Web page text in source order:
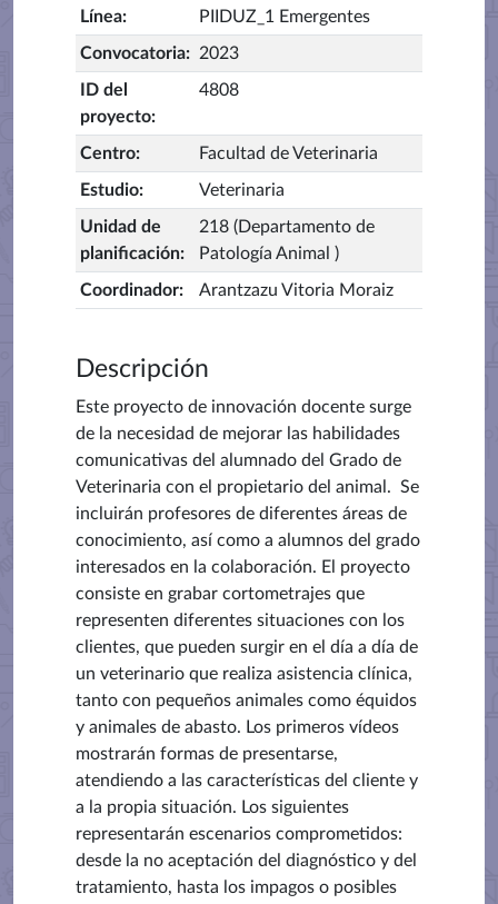
Línea: PIIDUZ_1 Emergentes
Convocatoria: 2023
ID del
proyecto:
4808
Centro: Facultad de Veterinaria
Estudio: Veterinaria
Unidad de
planificación:
218 (Departamento de
Patología Animal )
Coordinador: Arantzazu Vitoria Moraiz
Descripción
Este proyecto de innovación docente surge
de la necesidad de mejorar las habilidades
comunicativas del alumnado del Grado de
Veterinaria con el propietario del animal. Se
incluirán profesores de diferentes áreas de
conocimiento, así como a alumnos del grado
interesados en la colaboración. El proyecto
consiste en grabar cortometrajes que
representen diferentes situaciones con los
clientes, que pueden surgir en el día a día de
un veterinario que realiza asistencia clínica,
tanto con pequeños animales como équidos
y animales de abasto. Los primeros vídeos
mostrarán formas de presentarse,
atendiendo a las características del cliente y
a la propia situación. Los siguientes
representarán escenarios comprometidos:
desde la no aceptación del diagnóstico y del
tratamiento, hasta los impagos o posibles